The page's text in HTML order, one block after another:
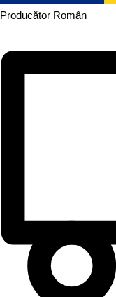
Producător Român